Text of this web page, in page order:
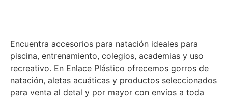
Encuentra accesorios para natación ideales para
piscina, entrenamiento, colegios, academias y uso
recreativo. En Enlace Plástico ofrecemos gorros de
natación, aletas acuáticas y productos seleccionados
para venta al detal y por mayor con envíos a toda